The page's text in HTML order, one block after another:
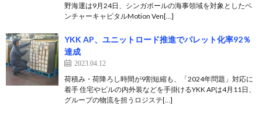
野海運は9月24日、シンガポールの海事領域を対象としたベ
ンチャーキャピタルMotion Ven[…]
YKK AP、ユニットロード推進でパレット化率92％
達成
2023.04.12
荷積み・荷降ろし時間が9割短縮も、「2024年問題」対応に
着手 住宅やビルの内外装などを手掛けるYKK APは4月11日、
グループの物流を担うロジステ[…]